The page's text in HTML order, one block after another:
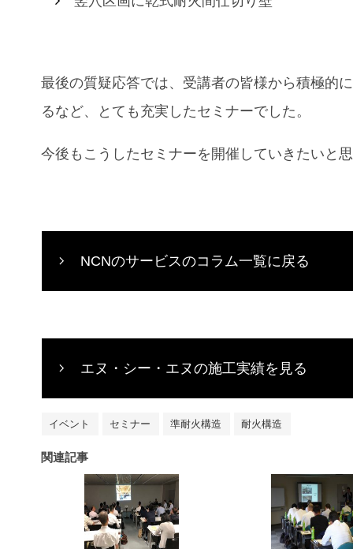
最後の質疑応答では、受講者の皆様から積極的
るなど、とても充実したセミナーでした。
今後もこうしたセミナーを開催していきたいと
NCNのサービスのコラム一覧に戻る
エヌ・シー・エヌの施工実績を見る
イベント セミナー 準耐火構造 耐火構造
関連記事